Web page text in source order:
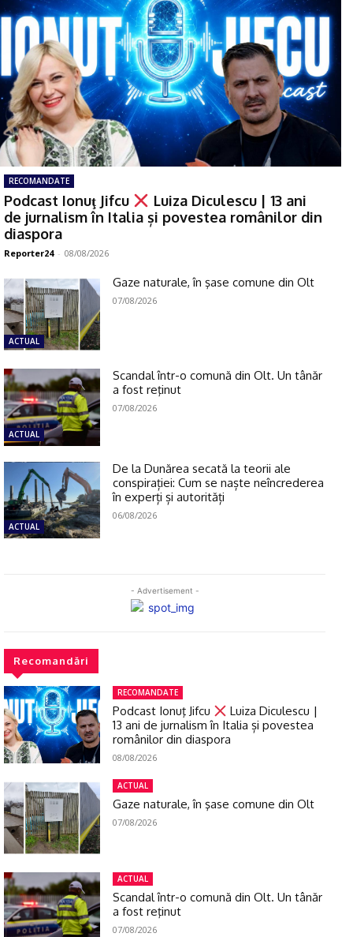
RECOMANDATE
Podcast Ionuţ Jifcu
Luiza Diculescu | 13 ani
de jurnalism în Italia și povestea românilor din
diaspora
Reporter24 - 08/08/2026
ACTUAL
Gaze naturale, în şase comune din Olt
07/08/2026
ACTUAL
Scandal într-o comună din Olt. Un tânăr
a fost reţinut
07/08/2026
ACTUAL
De la Dunărea secată la teorii ale
conspirației: Cum se naște neîncrederea
în experți și autorități
06/08/2026
- Advertisement -
Recomandări
RECOMANDATE
Podcast Ionuţ Jifcu
Luiza Diculescu |
13 ani de jurnalism în Italia și povestea
românilor din diaspora
08/08/2026
ACTUAL
Gaze naturale, în şase comune din Olt
07/08/2026
ACTUAL
Scandal într-o comună din Olt. Un tânăr
a fost reţinut
07/08/2026